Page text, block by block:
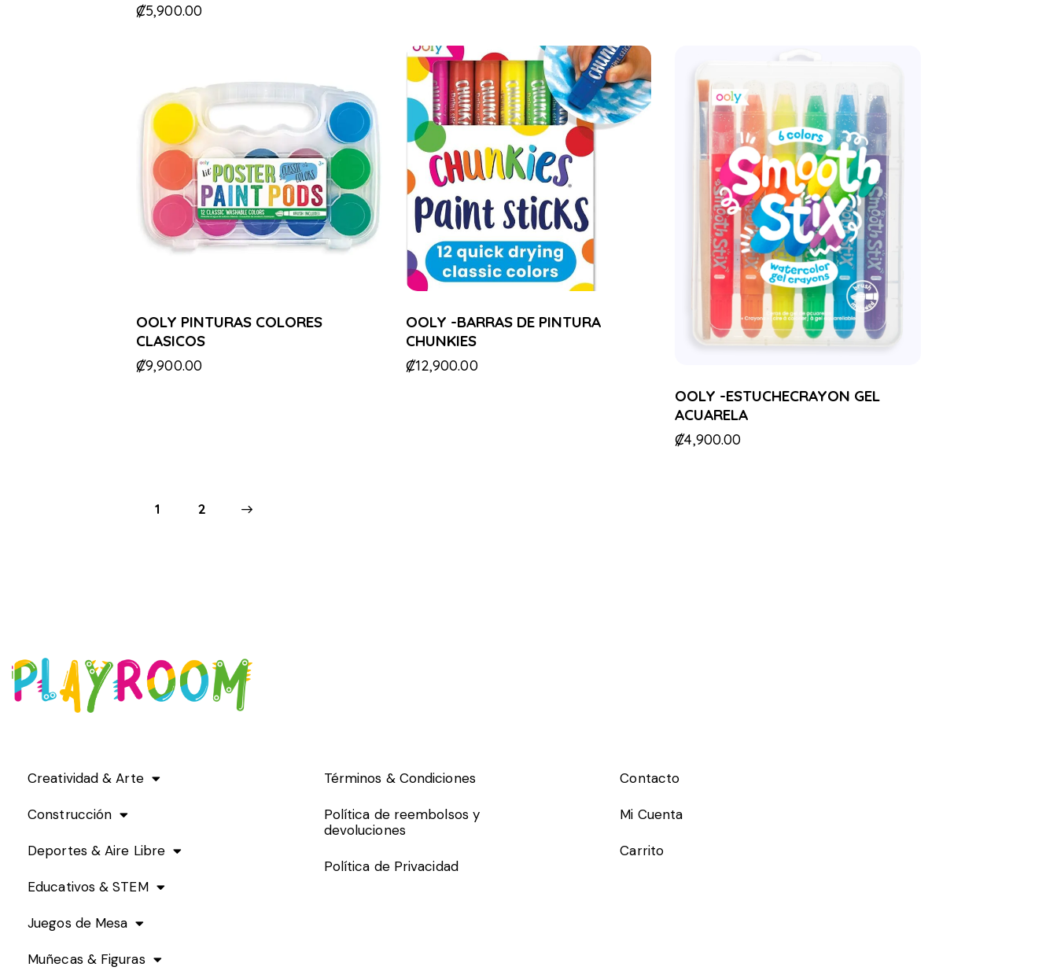
₡5,900.00
OOLY PINTURAS COLORES
CLASICOS
₡9,900.00
OOLY -BARRAS DE PINTURA
CHUNKIES
₡12,900.00
OOLY -ESTUCHECRAYON GEL
ACUARELA
₡4,900.00
1 2
Creatividad & Arte
Construcción
Deportes & Aire Libre
Educativos & STEM
Juegos de Mesa
Muñecas & Figuras
Términos & Condiciones
Política de reembolsos y
devoluciones
Política de Privacidad
Contacto
Mi Cuenta
Carrito